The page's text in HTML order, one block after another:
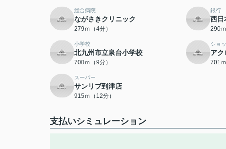
総合病院
ながさきクリニック
279ｍ（4分）
銀行
西日
290
小学校
北九州市立泉台小学校
700ｍ（9分）
ショ
アク
701
スーパー
サンリブ到津店
915ｍ（12分）
支払いシミュレーション